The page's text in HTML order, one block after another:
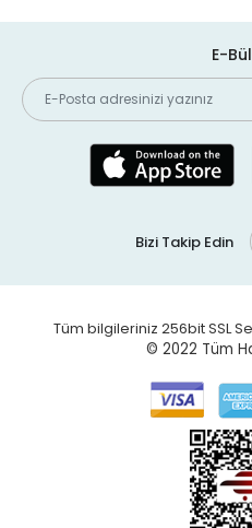
E-
Bizi Takip Edin
Tüm bilgileriniz 256bit SSL
© 2022 Tüm